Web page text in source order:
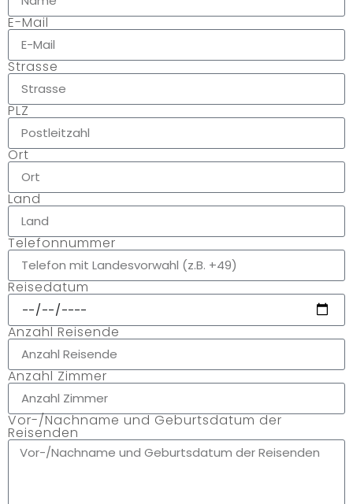
E-Mail
Strasse
PLZ
Ort
Land
Telefonnummer
Reisedatum
Anzahl Reisende
Anzahl Zimmer
Vor-/Nachname und Geburtsdatum der
Reisenden